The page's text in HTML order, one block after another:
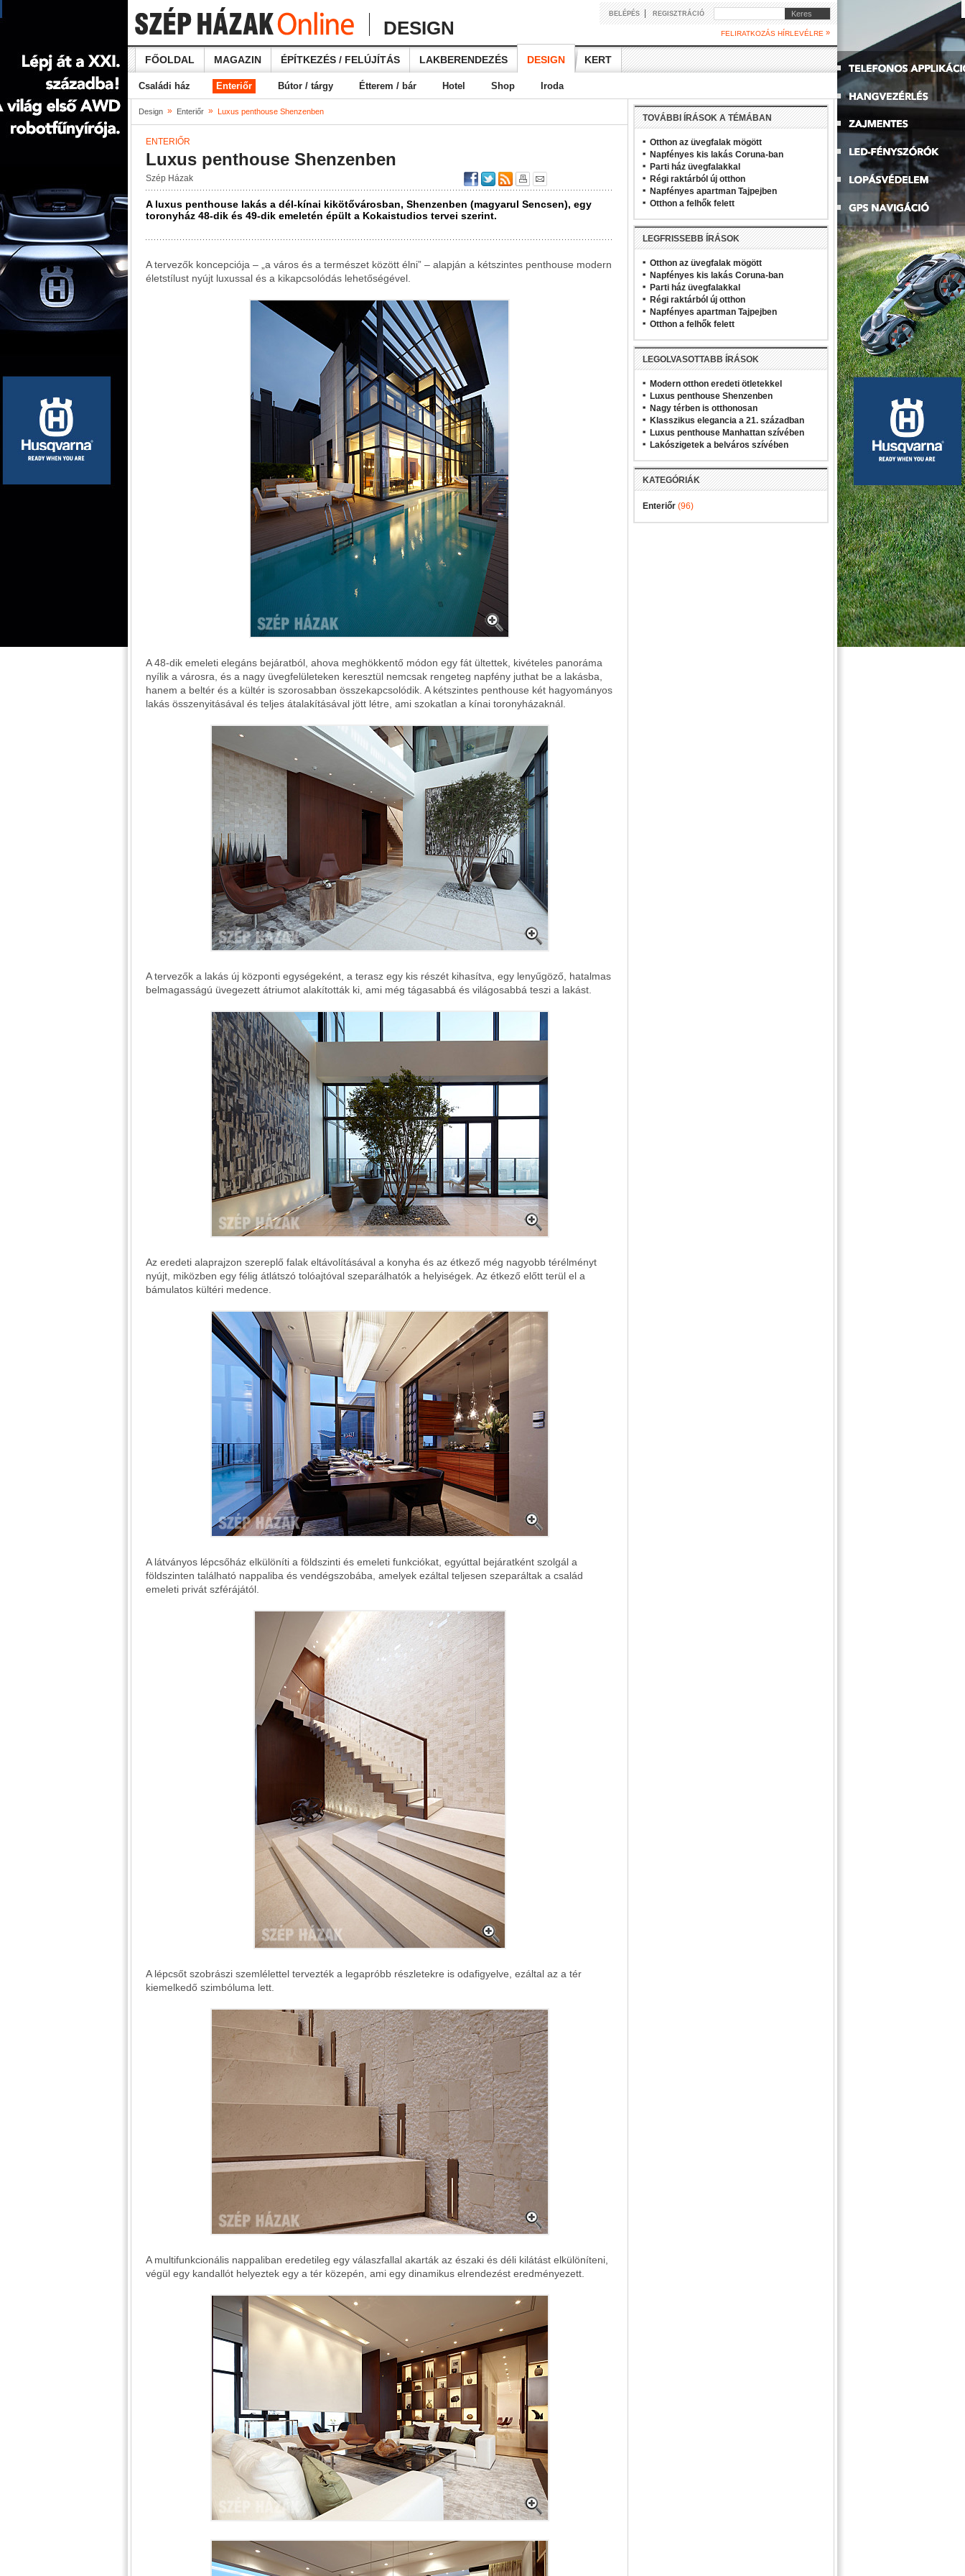
DESIGN
BELÉPÉS| REGISZTRÁCIÓ Keres
FELIRATKOZÁS HÍRLEVÉLRE »
FŐOLDAL MAGAZIN ÉPÍTKEZÉS / FELÚJÍTÁS LAKBERENDEZÉS DESIGN KERT
Családi ház Enteriőr Bútor / tárgy Étterem / bár Hotel Shop Iroda
Design » Enteriőr » Luxus penthouse Shenzenben
ENTERIŐR
Luxus penthouse Shenzenben
Szép Házak
A luxus penthouse lakás a dél-kínai kikötővárosban, Shenzenben (magyarul Sencsen), egy
toronyház 48-dik és 49-dik emeletén épült a Kokaistudios tervei szerint.
A tervezők koncepciója – „a város és a természet között élni” – alapján a kétszintes penthouse modern
életstílust nyújt luxussal és a kikapcsolódás lehetőségével.
A 48-dik emeleti elegáns bejáratból, ahova meghökkentő módon egy fát ültettek, kivételes panoráma
nyílik a városra, és a nagy üvegfelületeken keresztül nemcsak rengeteg napfény juthat be a lakásba,
hanem a beltér és a kültér is szorosabban összekapcsolódik. A kétszintes penthouse két hagyományos
lakás összenyitásával és teljes átalakításával jött létre, ami szokatlan a kínai toronyházaknál.
A tervezők a lakás új központi egységeként, a terasz egy kis részét kihasítva, egy lenyűgöző, hatalmas
belmagasságú üvegezett átriumot alakították ki, ami még tágasabbá és világosabbá teszi a lakást.
Az eredeti alaprajzon szereplő falak eltávolításával a konyha és az étkező még nagyobb térélményt
nyújt, miközben egy félig átlátszó tolóajtóval szeparálhatók a helyiségek. Az étkező előtt terül el a
bámulatos kültéri medence.
A látványos lépcsőház elkülöníti a földszinti és emeleti funkciókat, egyúttal bejáratként szolgál a
földszinten található nappaliba és vendégszobába, amelyek ezáltal teljesen szeparáltak a család
emeleti privát szférájától.
A lépcsőt szobrászi szemlélettel tervezték a legapróbb részletekre is odafigyelve, ezáltal az a tér
kiemelkedő szimbóluma lett.
A multifunkcionális nappaliban eredetileg egy válaszfallal akarták az északi és déli kilátást elkülöníteni,
végül egy kandallót helyeztek egy a tér közepén, ami egy dinamikus elrendezést eredményezett.
TOVÁBBI ÍRÁSOK A TÉMÁBAN
Otthon az üvegfalak mögött
Napfényes kis lakás Coruna-ban
Parti ház üvegfalakkal
Régi raktárból új otthon
Napfényes apartman Tajpejben
Otthon a felhők felett
LEGFRISSEBB ÍRÁSOK
Otthon az üvegfalak mögött
Napfényes kis lakás Coruna-ban
Parti ház üvegfalakkal
Régi raktárból új otthon
Napfényes apartman Tajpejben
Otthon a felhők felett
LEGOLVASOTTABB ÍRÁSOK
Modern otthon eredeti ötletekkel
Luxus penthouse Shenzenben
Nagy térben is otthonosan
Klasszikus elegancia a 21. században
Luxus penthouse Manhattan szívében
Lakószigetek a belváros szívében
KATEGÓRIÁK
Enteriőr (96)